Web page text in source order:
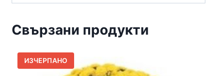
Свързани продукти
ИЗЧЕРПАНО